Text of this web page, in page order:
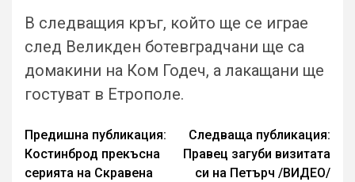
В следващия кръг, който ще се играе
след Великден ботевградчани ще са
домакини на Ком Годеч, а лакащани ще
гостуват в Етрополе.
Continue
Reading
Предишна публикация:
Костинброд прекъсна
серията на Скравена
Следваща публикация:
Правец загуби визитата
си на Петърч /ВИДЕО/